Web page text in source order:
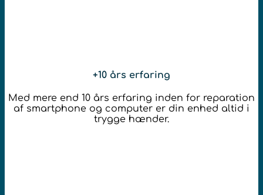
+10 års erfaring
Med mere end 10 års erfaring inden for reparation
af smartphone og computer er din enhed altid i
trygge hænder.